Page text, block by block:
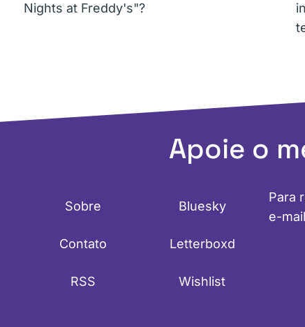
Nights at Freddy's"?
Apoie o
Sobre
Contato
RSS
Bluesky
Letterboxd
Wishlist
Para
e-